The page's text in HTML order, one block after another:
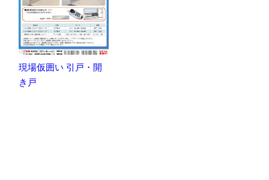
現場仮囲い 引戸・開
き戸